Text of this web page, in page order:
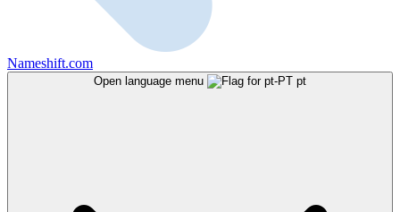
Nameshift.com
Open language menu pt